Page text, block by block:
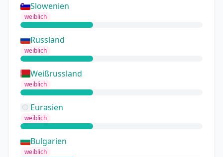
Slowenien
weiblich
Russland
weiblich
Weißrussland
weiblich
Eurasien
weiblich
Bulgarien
weiblich